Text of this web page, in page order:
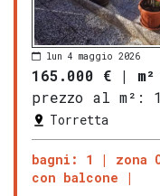
lun 4 maggio 2026
165.000 € |
prezzo al m²:
Torretta
bagni: 1 zona
con balcone